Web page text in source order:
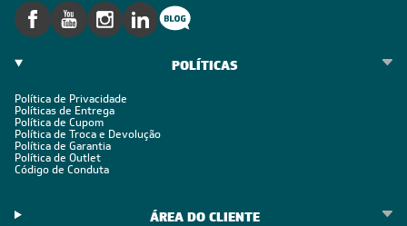
POLÍTICAS
Política de Privacidade
Políticas de Entrega
Política de Cupom
Política de Troca e Devolução
Política de Garantia
Política de Outlet
Código de Conduta
ÁREA DO CLIENTE